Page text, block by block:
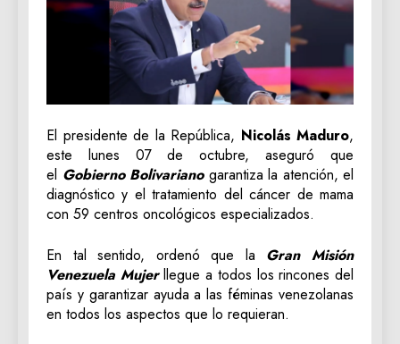
El presidente de la República, Nicolás Maduro,
este lunes 07 de octubre, aseguró que
el Gobierno Bolivarianogarantiza la atención, el
diagnóstico y el tratamiento del cáncer de mama
con 59 centros oncológicos especializados.
En tal sentido, ordenó que la Gran Misión
Venezuela Mujerllegue a todos los rincones del
país y garantizar ayuda a las féminas venezolanas
en todos los aspectos que lo requieran.